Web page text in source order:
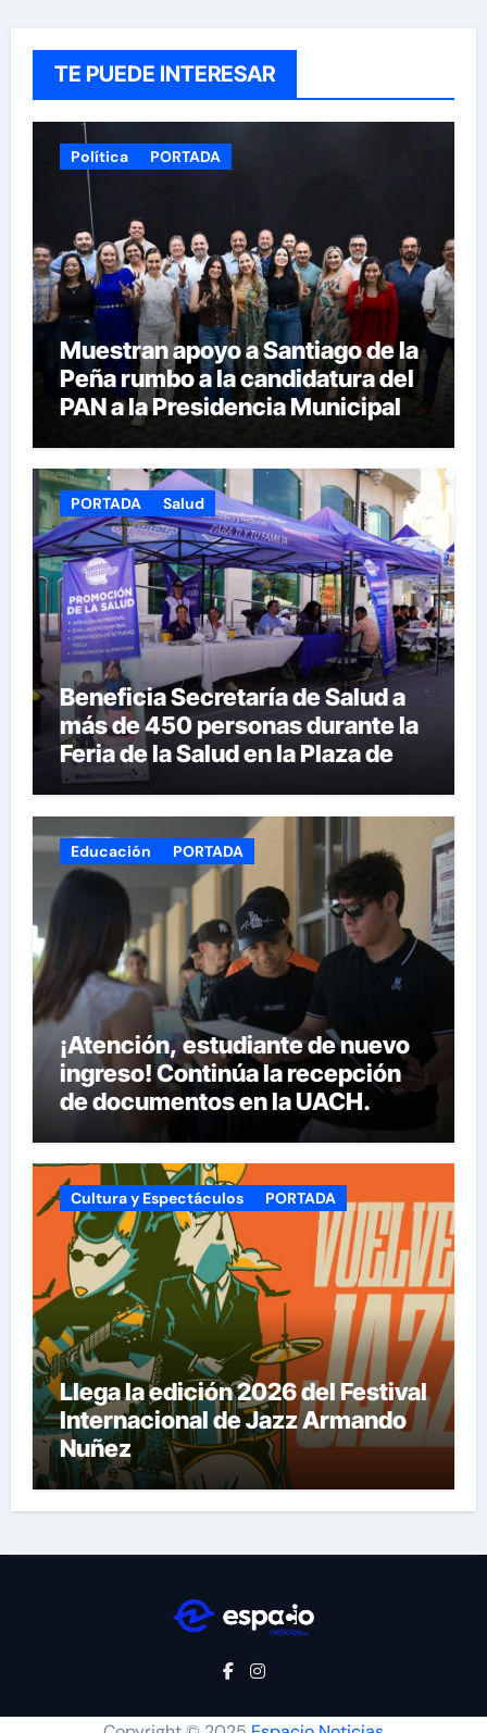
TE PUEDE INTERESAR
Política PORTADA
Muestran apoyo a Santiago de la
Peña rumbo a la candidatura del
PAN a la Presidencia Municipal
PORTADA Salud
Beneficia Secretaría de Salud a
más de 450 personas durante la
Feria de la Salud en la Plaza de
Armas
Educación PORTADA
¡Atención, estudiante de nuevo
ingreso! Continúa la recepción
de documentos en la UACH.
Cultura y Espectáculos PORTADA
Llega la edición 2026 del Festival
Internacional de Jazz Armando
Nuñez